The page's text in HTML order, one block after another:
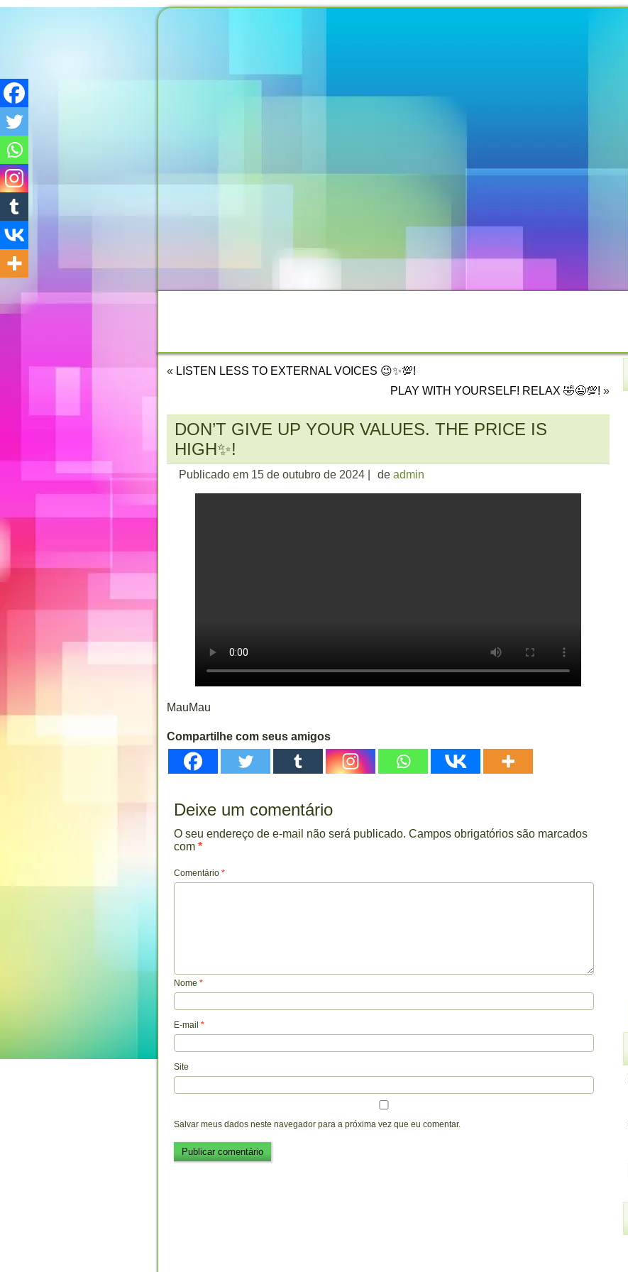
« LISTEN LESS TO EXTERNAL VOICES 😉✨💯!
PLAY WITH YOURSELF! RELAX 🤣😉💯! »
DON’T GIVE UP YOUR VALUES. THE PRICE IS
HIGH✨!
Publicado em 15 de outubro de 2024 de admin
MauMau
Compartilhe com seus amigos
Deixe um comentário
O seu endereço de e-mail não será publicado. Campos obrigatórios são marcados
com *
Comentário *
Nome *
E-mail *
Site
Salvar meus dados neste navegador para a próxima vez que eu comentar.